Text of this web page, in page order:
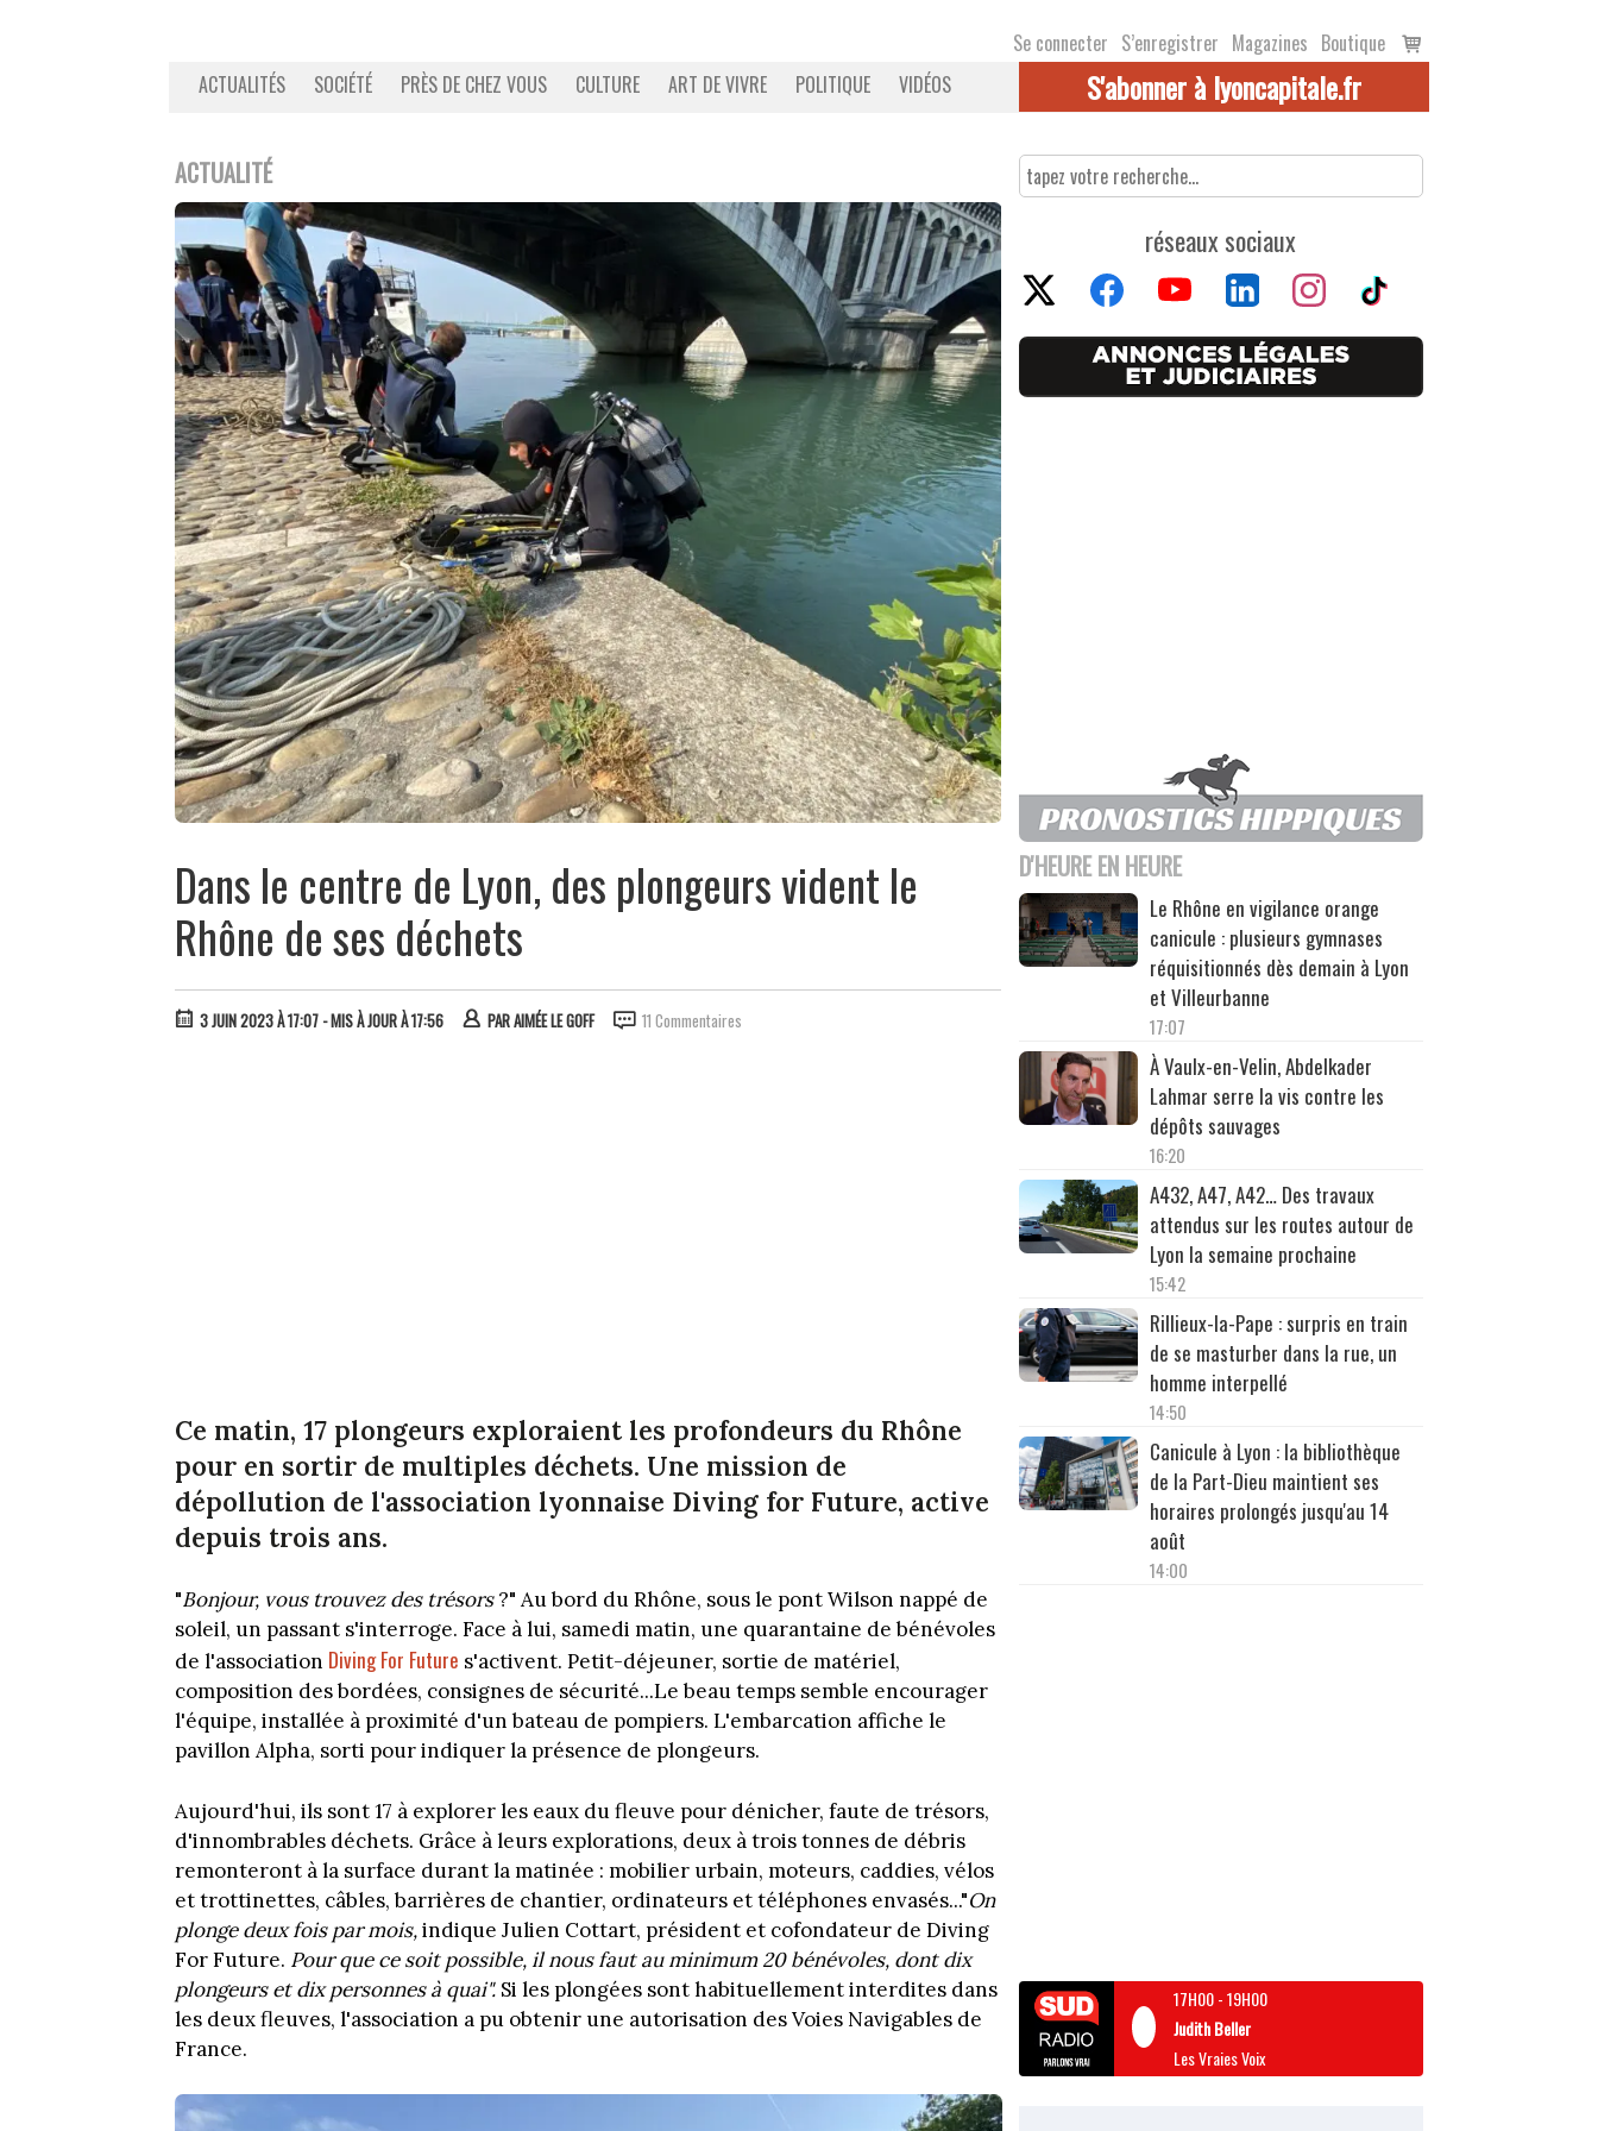
Se connecter S’enregistrer Magazines Boutique
Voir
le
ACTUALITÉS SOCIÉTÉ PRÈS DE CHEZ VOUS CULTURE ART DE VIVRE POLITIQUE VIDÉOS S'abonner à lyoncapitale.fr
ACTUALITÉ
Dans le centre de Lyon, des plongeurs vident le
Rhône de ses déchets
3 JUIN 2023 À 17:07 - MIS À JOUR À 17:56 PARAIMÉE LE GOFF 11 Commentaires
Ce matin, 17 plongeurs exploraient les profondeurs du Rhône
pour en sortir de multiples déchets. Une mission de
dépollution de l'association lyonnaise Diving for Future, active
depuis trois ans.
"Bonjour, vous trouvez des trésors?" Au bord du Rhône, sous le pont Wilson nappé de
soleil, un passant s'interroge. Face à lui, samedi matin, une quarantaine de bénévoles
de l'association Diving For Future s'activent. Petit-déjeuner, sortie de matériel,
composition des bordées, consignes de sécurité...Le beau temps semble encourager
l'équipe, installée à proximité d'un bateau de pompiers. L'embarcation affiche le
pavillon Alpha, sorti pour indiquer la présence de plongeurs.
Aujourd'hui, ils sont 17 à explorer les eaux du fleuve pour dénicher, faute de trésors,
d'innombrables déchets. Grâce à leurs explorations, deux à trois tonnes de débris
remonteront à la surface durant la matinée : mobilier urbain, moteurs, caddies, vélos
et trottinettes, câbles, barrières de chantier, ordinateurs et téléphones envasés..."On
plonge deux fois par mois,indique Julien Cottart, président et cofondateur de Diving
For Future. Pour que ce soit possible, il nous faut au minimum 20 bénévoles, dont dix
plongeurs et dix personnes à quai". Si les plongées sont habituellement interdites dans
les deux fleuves, l'association a pu obtenir une autorisation des Voies Navigables de
France.
réseaux sociaux
D'HEURE EN HEURE
Le Rhône en vigilance orange
canicule : plusieurs gymnases
réquisitionnés dès demain à Lyon
et Villeurbanne
17:07
À Vaulx-en-Velin, Abdelkader
Lahmar serre la vis contre les
dépôts sauvages
16:20
A432, A47, A42… Des travaux
attendus sur les routes autour de
Lyon la semaine prochaine
15:42
Rillieux-la-Pape : surpris en train
de se masturber dans la rue, un
homme interpellé
14:50
Canicule à Lyon : la bibliothèque
de la Part-Dieu maintient ses
horaires prolongés jusqu'au 14
août
14:00
17H00-19H00
Judith Beller
Les Vraies Voix